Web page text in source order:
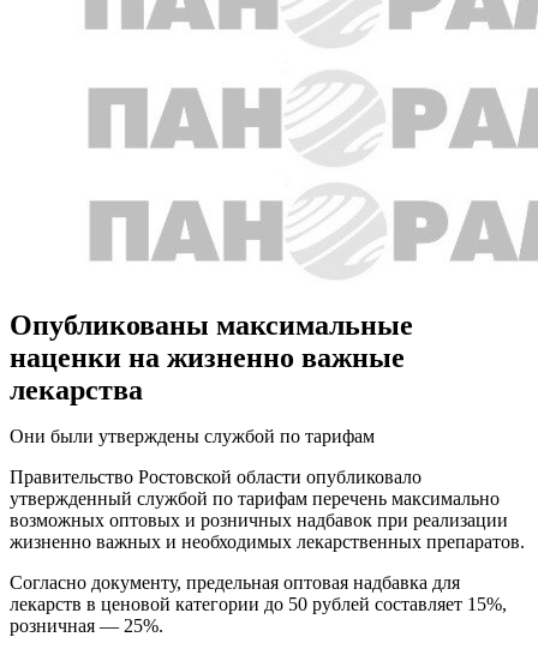
Опубликованы максимальные
наценки на жизненно важные
лекарства
Они были утверждены службой по тарифам
Правительство Ростовской области опубликовало
утвержденный службой по тарифам перечень максимально
возможных оптовых и розничных надбавок при реализации
жизненно важных и необходимых лекарственных препаратов.
Согласно документу, предельная оптовая надбавка для
лекарств в ценовой категории до 50 рублей составляет 15%,
розничная — 25%.